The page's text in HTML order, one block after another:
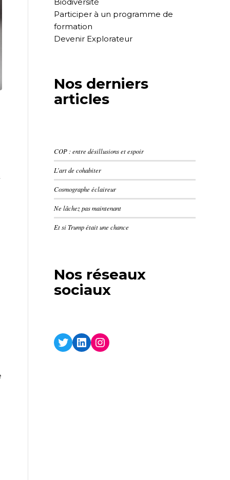
Participer à un programme de
formation
Devenir Explorateur
Nos derniers
articles
COP : entre désillusions et espoir
L’art de cohabiter
Cosmographe éclaireur
Ne lâchez pas maintenant
Et si Trump était une chance
Nos réseaux
sociaux
Twitter
LinkedIn
Instagram